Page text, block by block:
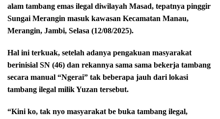
alam tambang emas ilegal diwilayah Masad, tepatnya pinggir
Sungai Merangin masuk kawasan Kecamatan Manau,
Merangin, Jambi, Selasa (12/08/2025).
Hal ini terkuak, setelah adanya pengakuan masyarakat
berinisial SN (46) dan rekannya sama sama bekerja tambang
secara manual “Ngerai” tak beberapa jauh dari lokasi
tambang ilegal milik Yuzan tersebut.
“Kini ko, tak nyo masyarakat be buka tambang ilegal,